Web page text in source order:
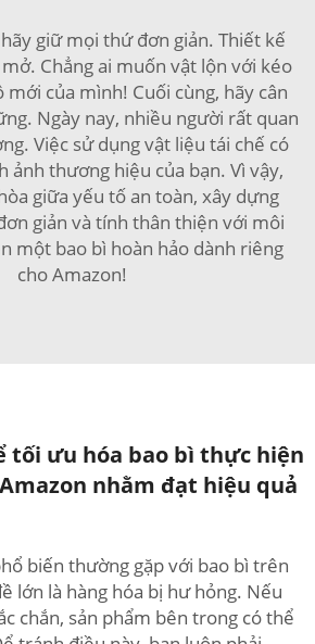
giữ mọi thứ đơn giản. Thiết kế
Chẳng ai muốn vật lộn với kéo
mới của mình! Cuối cùng, hãy cân
Ngày nay, nhiều người rất quan
Việc sử dụng vật liệu tái chế có
ảnh thương hiệu của bạn. Vì vậy,
giữa yếu tố an toàn, xây dựng
giản và tính thân thiện với môi
một bao bì hoàn hảo dành riêng
cho Amazon!
tối ưu hóa bao bì thực hiện
nhằm đạt hiệu quả
biến thường gặp với bao bì trên
lớn là hàng hóa bị hư hỏng. Nếu
chắn, sản phẩm bên trong có thể